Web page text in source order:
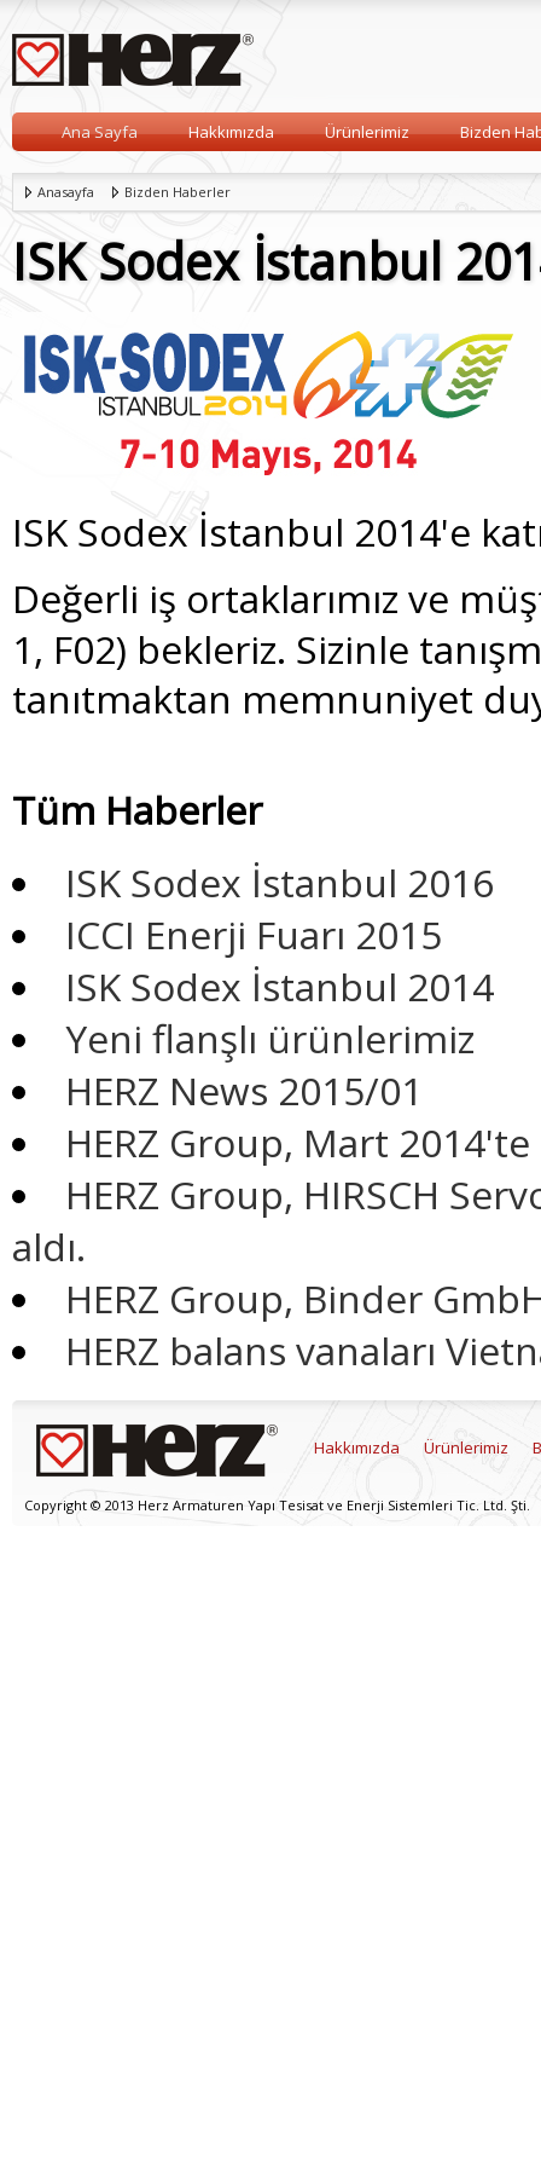
Ana Sayfa Hakkımızda Ürünlerimiz Bizden
Anasayfa Bizden Haberler
ISK Sodex İstanbul
ISK Sodex İstanbul 2014'e
Değerli iş ortaklarımız ve
1, F02) bekleriz. Sizinle
tanıtmaktan memnuniyet
Tüm Haberler
ISK Sodex İstanbul 2016
ICCI Enerji Fuarı 2015
ISK Sodex İstanbul 2014
Yeni flanşlı ürünlerimiz
HERZ News 2015/01
HERZ Group, Mart 2014'te
HERZ Group, HIRSCH
aldı.
HERZ Group, Binder
HERZ balans vanaları
Copyright © 2013 Herz Armaturen Yapı Tesisat ve Enerji Sistemleri Tic. Ltd. Şti.
Hakkımızda Ürünlerimiz